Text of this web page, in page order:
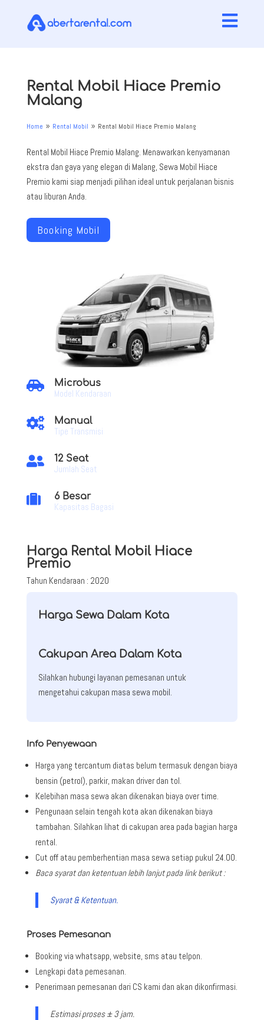

Rental Mobil Hiace Premio
Malang
Home 9 Rental Mobil 9 Rental Mobil Hiace Premio Malang
Rental Mobil Hiace Premio Malang. Menawarkan kenyamanan
ekstra dan gaya yang elegan di Malang, Sewa Mobil Hiace
Premio kami siap menjadi pilihan ideal untuk perjalanan bisnis
atau liburan Anda.
Booking Mobil
 Microbus
Model Kendaraan
 Manual
Tipe Transmisi
 12 Seat
Jumlah Seat
 6 Besar
Kapasitas Bagasi
Harga Rental Mobil Hiace
Premio
Tahun Kendaraan : 2020
Harga Sewa Dalam Kota
Cakupan Area Dalam Kota
Silahkan hubungi layanan pemesanan untuk
mengetahui cakupan masa sewa mobil.
Info Penyewaan
Harga yang tercantum diatas belum termasuk dengan biaya
bensin (petrol), parkir, makan driver dan tol.
Kelebihan masa sewa akan dikenakan biaya over time.
Pengunaan selain tengah kota akan dikenakan biaya
tambahan. Silahkan lihat di cakupan area pada bagian harga
rental.
Cut off atau pemberhentian masa sewa setiap pukul 24.00.
Baca syarat dan ketentuan lebih lanjut pada link berikut :
Syarat & Ketentuan.
Proses Pemesanan
Booking via whatsapp, website, sms atau telpon.
Lengkapi data pemesanan.
Penerimaan pemesanan dari CS kami dan akan dikonfirmasi.
Estimasi proses ± 3 jam.